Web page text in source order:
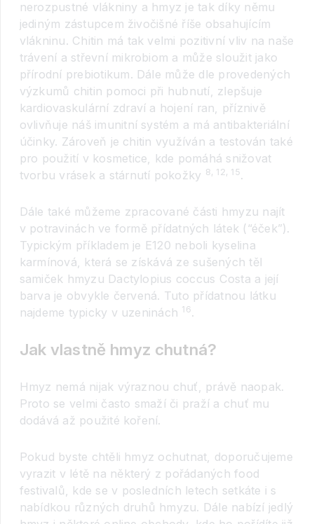
nerozpustné vlákniny a hmyz je tak díky němu
jediným zástupcem živočišné říše obsahujícím
vlákninu. Chitin má tak velmi pozitivní vliv na naše
trávení a střevní mikrobiom a může sloužit jako
přírodní prebiotikum. Dále může dle provedených
výzkumů chitin pomoci při hubnutí, zlepšuje
kardiovaskulární zdraví a hojení ran, příznivě
ovlivňuje náš imunitní systém a má antibakteriální
účinky. Zároveň je chitin využíván a testován také
pro použití v kosmetice, kde pomáhá snižovat
tvorbu vrásek a stárnutí pokožky 8, 12, 15.
Dále také můžeme zpracované části hmyzu najít
v potravinách ve formě přídatných látek (“éček”).
Typickým příkladem je E120 neboli kyselina
karmínová, která se získává ze sušených těl
samiček hmyzu Dactylopius coccus Costa a její
barva je obvykle červená. Tuto přídatnou látku
najdeme typicky v uzeninách 16.
Jak vlastně hmyz chutná?
Hmyz nemá nijak výraznou chuť, právě naopak.
Proto se velmi často smaží či praží a chuť mu
dodává až použité koření.
Pokud byste chtěli hmyz ochutnat, doporučujeme
vyrazit v létě na některý z pořádaných food
festivalů, kde se v posledních letech setkáte i s
nabídkou různých druhů hmyzu. Dále nabízí jedlý